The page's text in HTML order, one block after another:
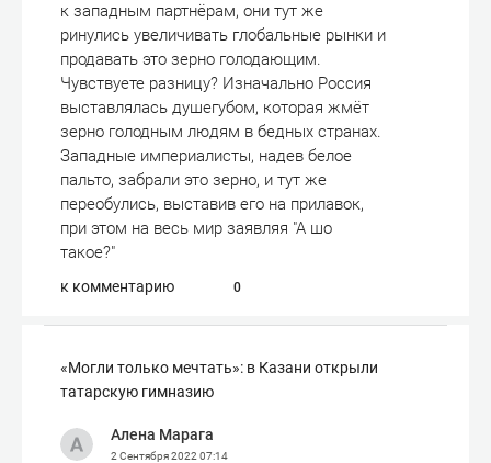
к западным партнёрам, они тут же
ринулись увеличивать глобальные рынки и
продавать это зерно голодающим.
Чувствуете разницу? Изначально Россия
выставлялась душегубом, которая жмёт
зерно голодным людям в бедных странах.
Западные империалисты, надев белое
пальто, забрали это зерно, и тут же
переобулись, выставив его на прилавок,
при этом на весь мир заявляя "А шо
такое?"
к комментарию 0
«Могли только мечтать»: в Казани открыли
татарскую гимназию
Алена Марага
2 Сентября 2022 07:14